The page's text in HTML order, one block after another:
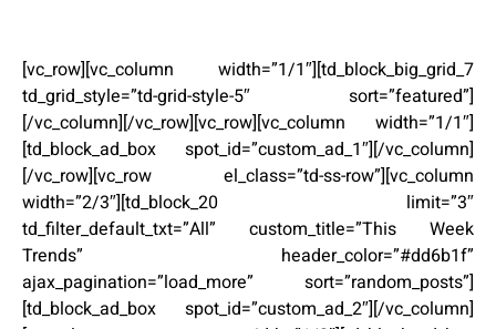
[vc_row][vc_column width=”1/1″][td_block_big_grid_7
td_grid_style=”td-grid-style-5″ sort=”featured”]
[/vc_column][/vc_row][vc_row][vc_column width=”1/1″]
[td_block_ad_box spot_id=”custom_ad_1″][/vc_column]
[/vc_row][vc_row el_class=”td-ss-row”][vc_column
width=”2/3″][td_block_20 limit=”3″
td_filter_default_txt=”All” custom_title=”This Week
Trends” header_color=”#dd6b1f”
ajax_pagination=”load_more” sort=”random_posts”]
[td_block_ad_box spot_id=”custom_ad_2″][/vc_column]